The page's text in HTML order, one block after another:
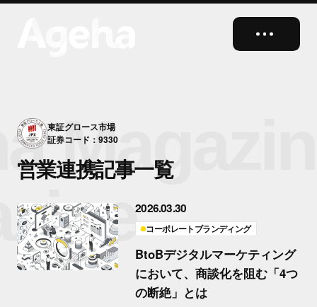
close
東証グロース市場
証券コード：9330
営業連携記事一覧
2026.03.30
コーポレートブランディング
BtoBデジタルマーケティング
において、商談化を阻む「4つ
の断絶」とは